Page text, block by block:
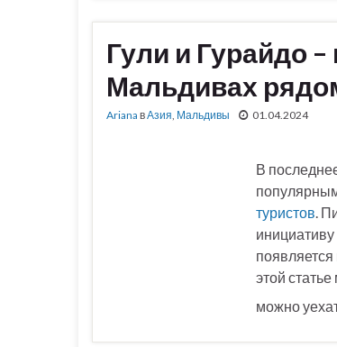
Гули и Гурайдо
Мальдивах
Ariana вАзия, Мальдивы 01.04.2024
В
туристов.
этой
можно